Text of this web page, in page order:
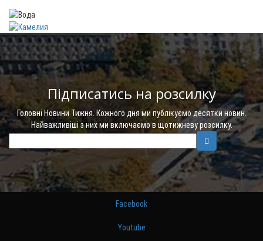
Підписатись на розсилку
Головні Новини Тижня. Кожного дня ми публікуємо десятки новин.
Найважливіші з них ми включаємо в щотижневу розсилку.
Facebook
Youtube